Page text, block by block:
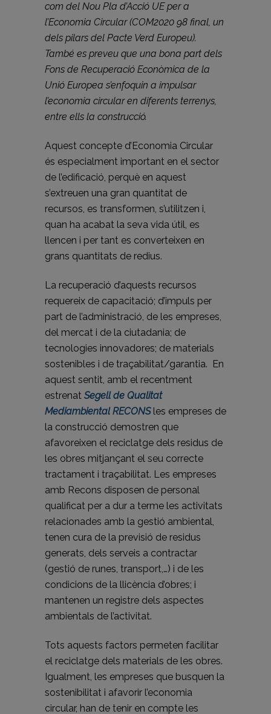
com del Nou Pla d’Acció UE per a
l’Economia Circular (COM2020 98 final, un
dels pilars del Pacte Verd Europeu).
També es preveu que una bona part dels
Fons de Recuperació Econòmica de la
Unió Europea s’enfoquin a impulsar
l’economia circular en diferents terrenys,
entre ells la construcció.
Aquest concepte d’Economia Circular
és especialment important en el sector
de l’edificació, perquè en aquest
s’extreuen una gran quantitat de
recursos, es transformen, s’utilitzen i,
quan ha acabat la seva vida útil, es
llencen i per tant es converteixen en
grans quantitats de redius.
La recuperació d’aquests recursos
requereix de capacitació; d’impuls per
part de l’administració, de les empreses,
del mercat i de la ciutadania; de
tecnologies innovadores; de materials
sostenibles i de traçabilitat/garantia. En
aquest sentit, amb el recentment
estrenat Segell de Qualitat
Mediambiental RECONSles empreses de
la construcció demostren que
afavoreixen el reciclatge dels residus de
les obres mitjançant el seu correcte
tractament i traçabilitat. Les empreses
amb Recons disposen de personal
qualificat per a dur a terme les activitats
relacionades amb la gestió ambiental,
tenen cura de la previsió de residus
generats, dels serveis a contractar
(gestió de runes, transport,…) i de les
condicions de la llicència d’obres; i
mantenen un registre dels aspectes
ambientals de l’activitat.
Tots aquests factors permeten facilitar
el reciclatge dels materials de les obres.
Igualment, les empreses que busquen la
sostenibilitat i afavorir l’economia
circular, han de tenir en compte les